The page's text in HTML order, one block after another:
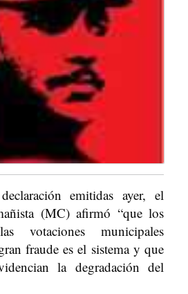
emitidas ayer, el
(MC) afirmó “que los
votaciones municipales
fraude es el sistema y que
la degradación del